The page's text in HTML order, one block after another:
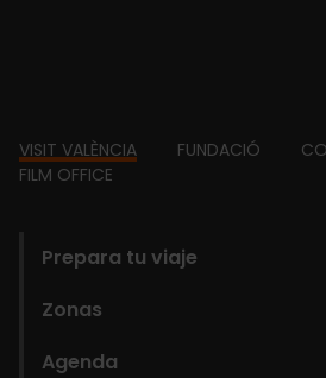
Footer
VISIT VALÈNCIA FUNDACIÓ
FILM OFFICE
Prepara tu viaje
Zonas
Agenda